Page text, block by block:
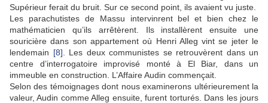
Supérieur ferait du bruit. Sur ce second point, ils avaient vu juste.
Les parachutistes de Massu intervinrent bel et bien chez le
mathématicien qu’ils arrêtèrent. Ils installèrent ensuite une
souricière dans son appartement où Henri Alleg vint se jeter le
lendemain [8] . Les deux communistes se retrouvèrent dans un
centre d’interrogatoire improvisé monté à El Biar, dans un
immeuble en construction. L’Affaire Audin commençait.
Selon des témoignages dont nous examinerons ultérieurement la
valeur, Audin comme Alleg ensuite, furent torturés. Dans les jours